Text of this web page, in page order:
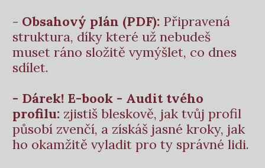
- Obsahový plán (PDF): Připravená
struktura, díky které už nebudeš
muset ráno složitě vymýšlet, co dnes
sdílet.
- Dárek! E-book - Audit tvého
profilu: zjistiš bleskově, jak tvůj profil
působí zvenčí, a získáš jasné kroky, jak
ho okamžitě vyladit pro ty správné lidi.